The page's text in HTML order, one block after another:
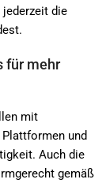
die
für mehr
mit
und
Auch die
gemäß